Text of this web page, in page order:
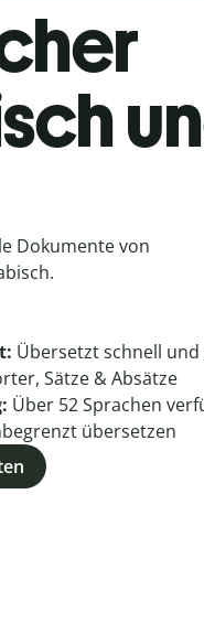
Dokumente von
Übersetzt schnell und
Sätze & Absätze
Über 52Sprachen
übersetzen